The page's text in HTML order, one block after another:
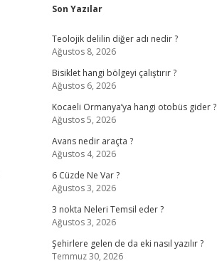
Sidebar
Son Yazılar
Teolojik delilin diğer adı nedir ?
Ağustos 8, 2026
Bisiklet hangi bölgeyi çalıştırır ?
Ağustos 6, 2026
Kocaeli Ormanya’ya hangi otobüs gider ?
Ağustos 5, 2026
Avans nedir araçta ?
Ağustos 4, 2026
6 Cüzde Ne Var ?
Ağustos 3, 2026
3 nokta Neleri Temsil eder ?
Ağustos 3, 2026
Şehirlere gelen de da eki nasıl yazılır ?
Temmuz 30, 2026